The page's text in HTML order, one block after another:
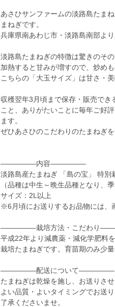
あさひサンファームの淡路島たま
まねぎです。
兵庫県南あわじ市・淡路島南部より
淡路島たまねぎの特徴は驚きのその
加熱すると甘みが増すので、炒めも
こちらの「大玉サイズ」は甘さ・
収穫翌年3月頃まで保存・販売で
こと、ありがたいことに毎年ご好
ます。
ぜひあさひのこだわりのたまねぎ
―――――内容―――――
淡路島産たまねぎ 「島の宝」 特
（品種は中生～晩生品種となり、
サイズ：2L以上
※6月頃にお送りするお品物には、
―――――栽培方法・こだわり
平成22年より減農薬・減化学肥料
栽培たまねぎです。育苗期のみ少
―――――配送について―――――
たまねぎは乾燥を施し、お送りさせ
よい品質・よいタイミングでお送
了承くださいませ。